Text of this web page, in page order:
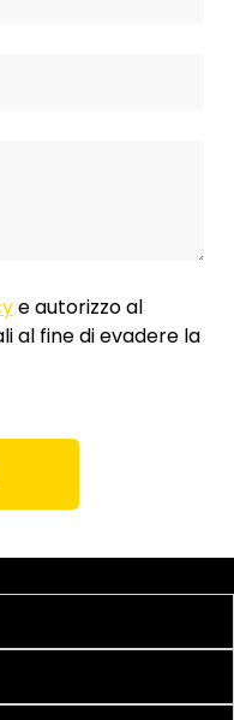
e autorizzo al
al fine di evadere la